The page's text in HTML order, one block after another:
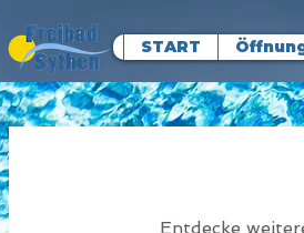
START
Entdecke